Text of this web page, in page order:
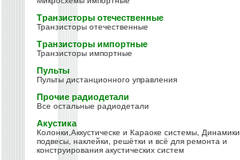
Транзисторы отечественные
Транзисторы отечественные
Транзисторы импортные
Транзисторы импортные
Пульты
Пульты дистанционного управления
Прочие радиодетали
Все остальные радиодетали
Акустика
Колонки,Аккустическе и Караоке системы, Динамики,
подвесы, наклейки, решётки и всё для ремонта и
конструирования акустических систем